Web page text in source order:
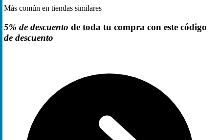
Más común en tiendas similares
5% de descuento de toda tu compra con este código
de descuento